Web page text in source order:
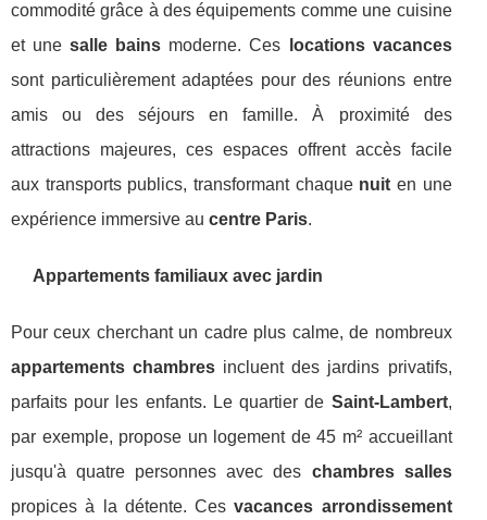
commodité grâce à des équipements comme une cuisine
et unesalle bains moderne. Ces
locations vacances
sont particulièrement adaptées pour des réunions entre
amis ou des séjours en famille. À proximité des
attractions majeures, ces espaces offrent accès facile
aux transports publics, transformant chaque nuit en une
expérience immersive au centre Paris.
Appartements familiaux avec jardin
Pour ceux cherchant un cadre plus calme, de nombreux
appartements chambres incluent des jardins privatifs,
parfaits pour les enfants. Le quartier de Saint-Lambert,
par exemple, propose un logement de 45 m² accueillant
jusqu'à quatre personnes avec des chambres salles
propices à la détente. Cesvacances arrondissement